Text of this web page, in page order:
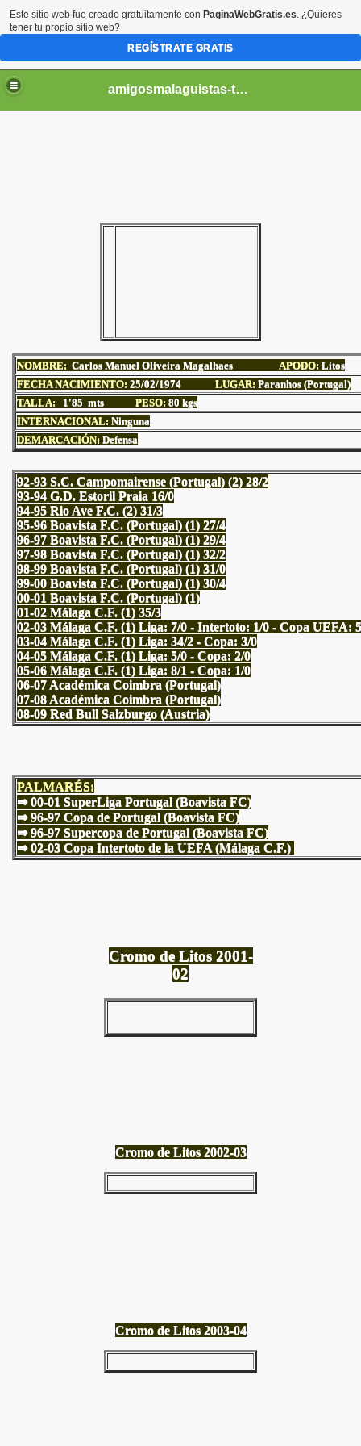
amigosmalaguistas-temporadas
NOMBRE: Carlos Manuel Oliveira Magalhaes APODO: Litos
FECHA NACIMIENTO: 25/02/1974 LUGAR: Paranhos (Portugal)
TALLA: 1'85 mts PESO: 80 kgs
INTERNACIONAL: Ninguna
DEMARCACIÓN: Defensa
92-93 S.C. Campomairense (Portugal) (2) 28/2
93-94 G.D. Estoril Praia 16/0
94-95 Rio Ave F.C. (2) 31/3
95-96 Boavista F.C. (Portugal) (1) 27/4
96-97 Boavista F.C. (Portugal) (1) 29/4
97-98 Boavista F.C. (Portugal) (1) 32/2
98-99 Boavista F.C. (Portugal) (1) 31/0
99-00 Boavista F.C. (Portugal) (1) 30/4
00-01 Boavista F.C. (Portugal) (1)
01-02 Málaga C.F. (1) 35/3
02-03 Málaga C.F. (1) Liga: 7/0 - Intertoto: 1/0 - Copa UEFA:
03-04 Málaga C.F. (1) Liga: 34/2 - Copa: 3/0
04-05 Málaga C.F. (1) Liga: 5/0 - Copa: 2/0
05-06 Málaga C.F. (1) Liga: 8/1 - Copa: 1/0
06-07 Académica Coimbra (Portugal)
07-08 Académica Coimbra (Portugal)
08-09 Red Bull Salzburgo (Austria)
PALMARÉS:
⇒ 00-01 SuperLiga Portugal (Boavista FC)
⇒ 96-97 Copa de Portugal (Boavista FC)
⇒ 96-97 Supercopa de Portugal (Boavista FC)
⇒ 02-03 Copa Intertoto de la UEFA (Málaga C.F.)
Cromo de Litos 2001-
02
Cromo de Litos 2002-03
Cromo de Litos 2003-04
Este sitio web fue creado gratuitamente con PaginaWebGratis.es. ¿Quieres
tener tu propio sitio web?
REGÍSTRATE GRATIS